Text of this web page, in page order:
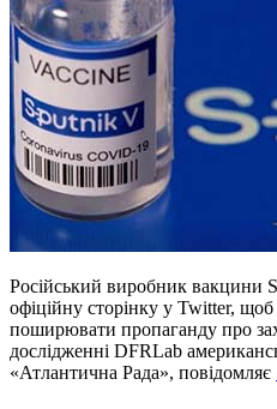
Російський виробник вакцини
офіційну сторінку у Twitter,
поширювати пропаганду про
дослідженні DFRLab
«Атлантична Рада», повідомляє